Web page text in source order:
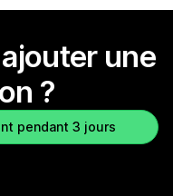
une
?
pendant 3 jours